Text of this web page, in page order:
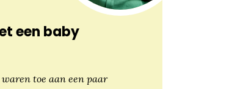
een baby
toe aan een paar